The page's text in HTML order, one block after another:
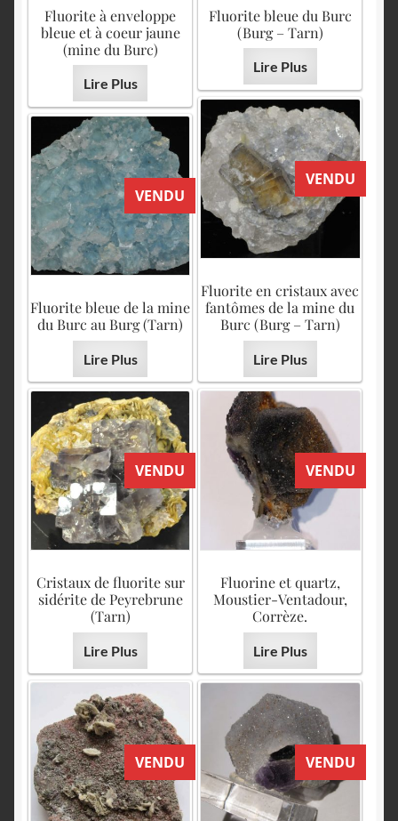
Fluorite à enveloppe
bleue et à coeur jaune
(mine du Burc)
Lire Plus
Fluorite bleue du Burc
(Burg – Tarn)
Lire Plus
VENDU
Fluorite en cristaux avec
fantômes de la mine du
Burc (Burg – Tarn)
Lire Plus
VENDU
Fluorite bleue de la mine
du Burc au Burg (Tarn)
Lire Plus
VENDU
Cristaux de fluorite sur
sidérite de Peyrebrune
(Tarn)
Lire Plus
VENDU
Fluorine et quartz,
Moustier-Ventadour,
Corrèze.
Lire Plus
VENDU VENDU